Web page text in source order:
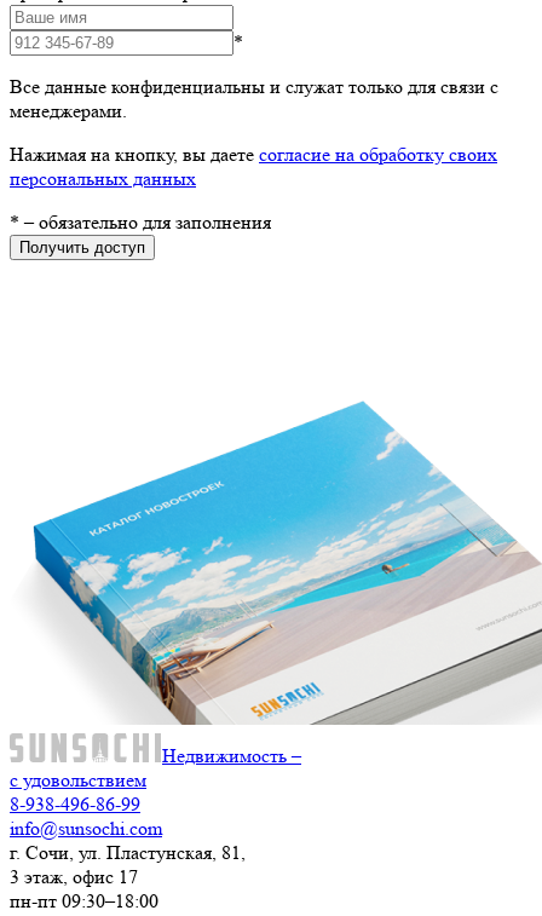
*
Все данные конфиденциальны и служат только для связи с
менеджерами.
Нажимая на кнопку, вы даете согласие на обработку своих
персональных данных
* – обязательно для заполнения
Получить доступ
Недвижимость –
с удовольствием
8-938-496-86-99
info@sunsochi.com
г. Сочи, ул. Пластунская, 81,
3 этаж, офис 17
пн-пт 09:30–18:00